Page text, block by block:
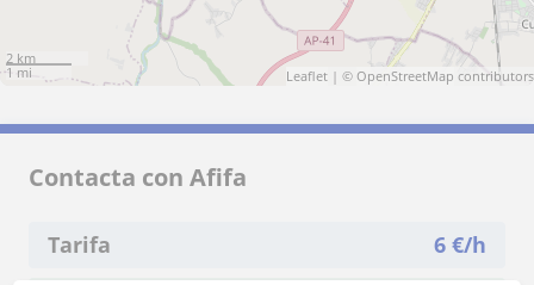
2 km
1 mi
Leaflet | © OpenStreetMap contributors
Contacta con Afifa
Tarifa 6 €/h